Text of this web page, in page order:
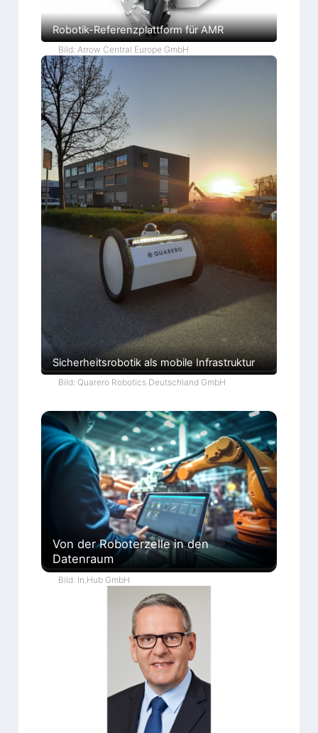
Robotik-Referenzplattform für AMR
Bild: Arrow Central Europe GmbH
Sicherheitsrobotik als mobile Infrastruktur
Bild: Quarero Robotics Deutschland GmbH
Von der Roboterzelle in den
Datenraum
Bild: In.Hub GmbH